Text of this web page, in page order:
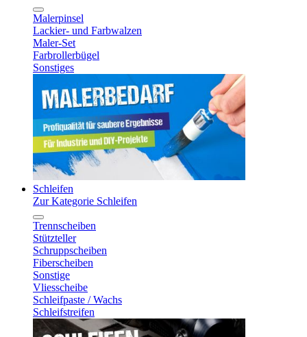
Malerpinsel
Lackier- und Farbwalzen
Maler-Set
Farbrollerbügel
Sonstiges
Schleifen
Zur Kategorie Schleifen
Trennscheiben
Stützteller
Schruppscheiben
Fiberscheiben
Sonstige
Vliesscheibe
Schleifpaste / Wachs
Schleifstreifen